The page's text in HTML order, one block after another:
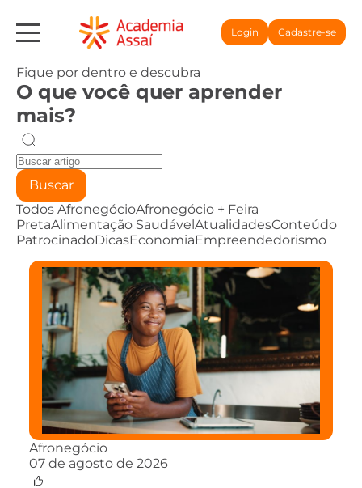
Login Cadastre-se
Fique por dentro e descubra
O que você quer aprender
mais?
Buscar
Todos AfronegócioAfronegócio + Feira
PretaAlimentação SaudávelAtualidadesConteúdo
PatrocinadoDicasEconomiaEmpreendedorismo
Afronegócio
07 de agosto de 2026